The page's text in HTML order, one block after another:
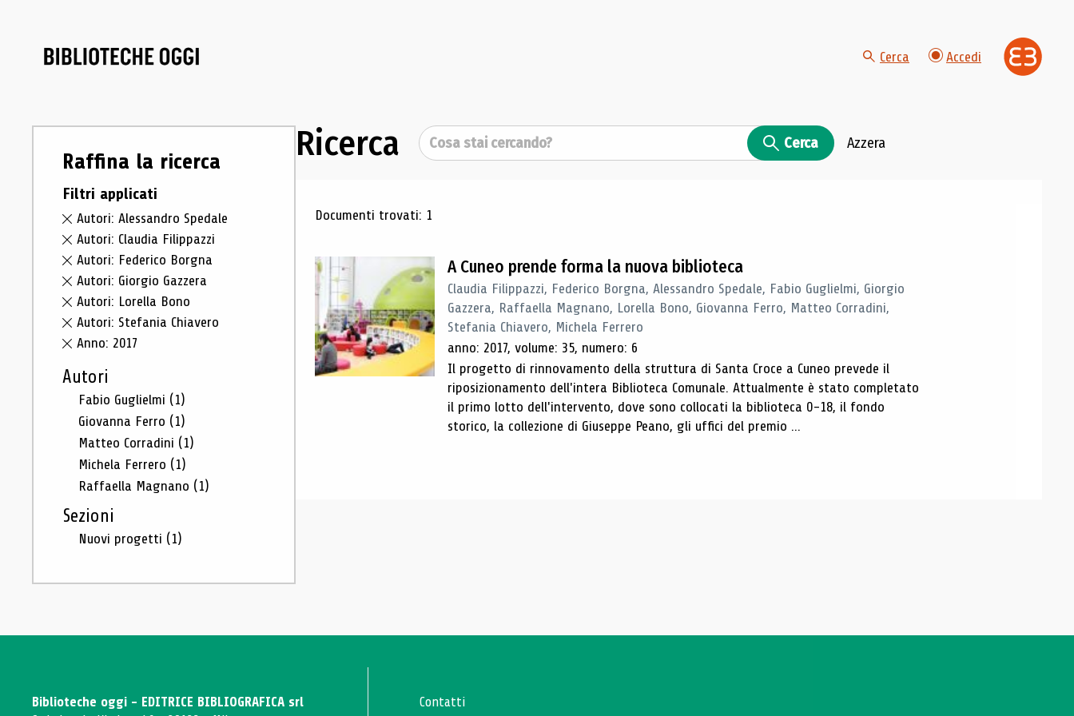
Cerca Accedi
Raffina la ricerca
Filtri applicati
Autori: Alessandro Spedale
Autori: Claudia Filippazzi
Autori: Federico Borgna
Autori: Giorgio Gazzera
Autori: Lorella Bono
Autori: Stefania Chiavero
Anno: 2017
Autori
Fabio Guglielmi (1)
Giovanna Ferro (1)
Matteo Corradini (1)
Michela Ferrero (1)
Raffaella Magnano (1)
Sezioni
Nuovi progetti (1)
Ricerca Cerca Cerca Azzera
Risultati di ricerca
Documenti trovati: 1
A Cuneo prende forma la nuova biblioteca
Claudia Filippazzi, Federico Borgna, Alessandro Spedale, Fabio Guglielmi, Giorgio
Gazzera, Raffaella Magnano, Lorella Bono, Giovanna Ferro, Matteo Corradini,
Stefania Chiavero, Michela Ferrero
anno: 2017, volume: 35, numero: 6
Il progetto di rinnovamento della struttura di Santa Croce a Cuneo prevede il
riposizionamento dell'intera Biblioteca Comunale. Attualmente è stato completato
il primo lotto dell'intervento, dove sono collocati la biblioteca 0-18, il fondo
storico, la collezione di Giuseppe Peano, gli uffici del premio ...
Biblioteche oggi - EDITRICE BIBLIOGRAFICA srl
Contatti